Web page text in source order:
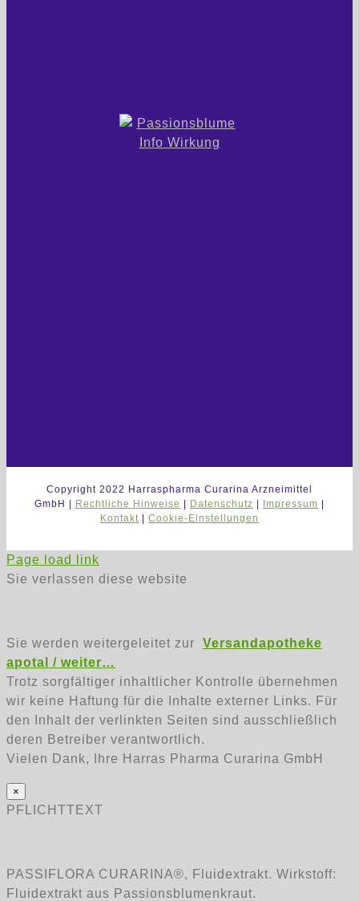
Copyright 2022 Harraspharma Curarina Arzneimittel
GmbH |
Rechtliche Hinweise Datenschutz Impressum
Kontakt
Cookie-Einstellungen
Page load link
Sie verlassen diese website
Sie werden weitergeleitet zur Versandapotheke
apotal / weiter…
Trotz sorgfältiger inhaltlicher Kontrolle übernehmen
wir keine Haftung für die Inhalte externer Links. Für
den Inhalt der verlinkten Seiten sind ausschließlich
deren Betreiber verantwortlich.
Vielen Dank, Ihre Harras Pharma Curarina GmbH
×
PFLICHTTEXT
PASSIFLORA CURARINA®, Fluidextrakt. Wirkstoff:
Fluidextrakt aus Passionsblumenkraut.